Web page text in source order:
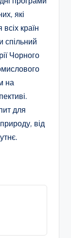
які
країн
спільний
Чорного
на
для
від